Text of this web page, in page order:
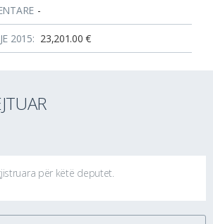
-
2015: 23,201.00 €
për këtë deputet.